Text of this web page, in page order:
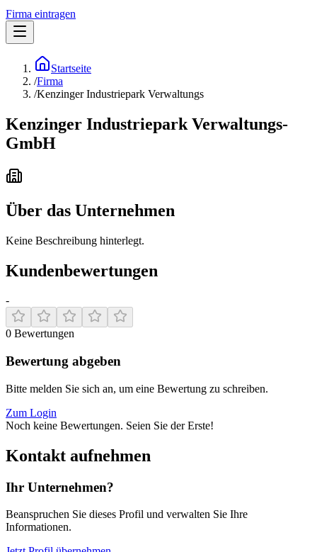
Firma eintragen
Startseite
/Firma
/Kenzinger Industriepark Verwaltungs
Kenzinger Industriepark Verwaltungs-
GmbH
Über das Unternehmen
Keine Beschreibung hinterlegt.
Kundenbewertungen
-
0 Bewertungen
Bewertung abgeben
Bitte melden Sie sich an, um eine Bewertung zu schreiben.
Zum Login
Noch keine Bewertungen. Seien Sie der Erste!
Kontakt aufnehmen
Ihr Unternehmen?
Beanspruchen Sie dieses Profil und verwalten Sie Ihre
Informationen.